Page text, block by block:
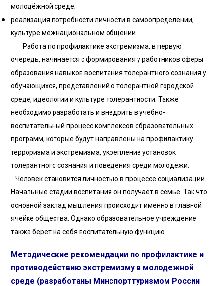
молодёжной среде;
реализация потребности личности в самоопределении,
культуре межнациональном общении.
Работа по профилактике экстремизма, в первую
очередь, начинается с формирования у работников сферы
образования навыков воспитания толерантного сознания у
обучающихся, представлений о толерантной городской
среде, идеологии и культуре толерантности. Также
необходимо разработать и внедрить в учебно-
воспитательный процесс комплексов образовательных
программ, которые будут направлены на профилактику
терроризма и экстремизма, укрепление установок
толерантного сознания и поведения среди молодежи.
Человек становится личностью в процессе социализации.
Начальные стадии воспитания он получает в семье. Так что
основной заклад мышления происходит именно в главной
ячейке общества. Однако образовательное учреждение
также берет на себя воспитательную функцию.
Методические рекомендации по профилактике и
противодействию экстремизму в молодежной
среде (разработаны Минспорттуризмом России